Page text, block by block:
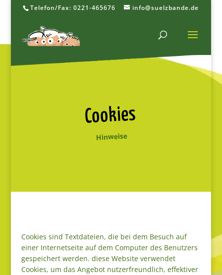
Telefon/Fax: 0221-465676 info@suelzbande.de
Cookies
Hinweise
Cookies sind Textdateien, die bei dem Besuch auf
einer Internetseite auf dem Computer des Benutzers
gespeichert werden. diese Website verwendet
Cookies, um das Angebot nutzerfreundlich, effektiver